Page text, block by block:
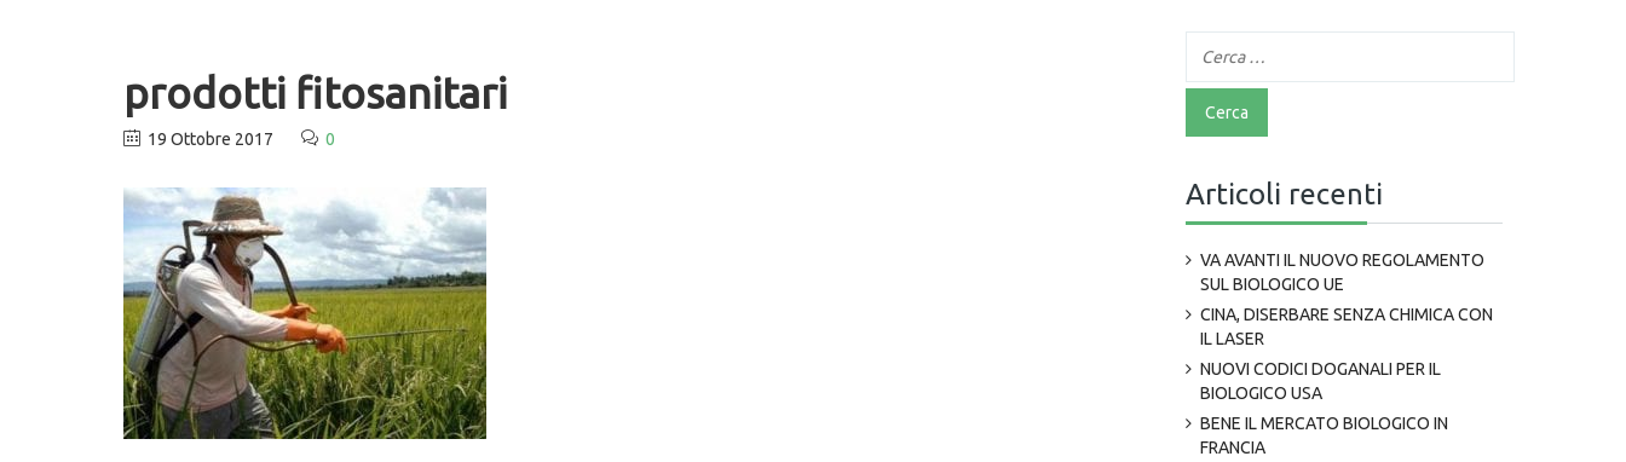
prodotti fitosanitari
19 Ottobre 2017 0
Articoli recenti
VA AVANTI IL NUOVO REGOLAMENTO
SUL BIOLOGICO UE
CINA, DISERBARE SENZA CHIMICA CON
IL LASER
NUOVI CODICI DOGANALI PER IL
BIOLOGICO USA
BENE IL MERCATO BIOLOGICO IN
FRANCIA